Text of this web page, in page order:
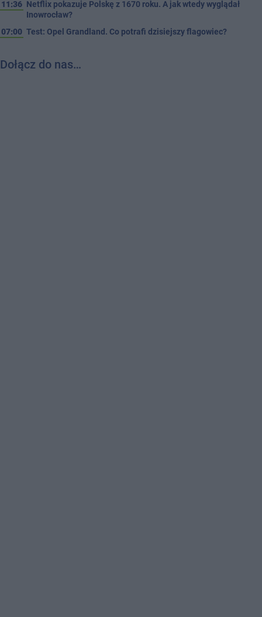
11:36 Netflix pokazuje Polskę z 1670 roku. A jak wtedy wyglądał
Inowrocław?
07:00 Test: Opel Grandland. Co potrafi dzisiejszy flagowiec?
Dołącz do nas…